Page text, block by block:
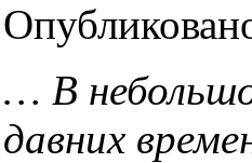
… В
давних